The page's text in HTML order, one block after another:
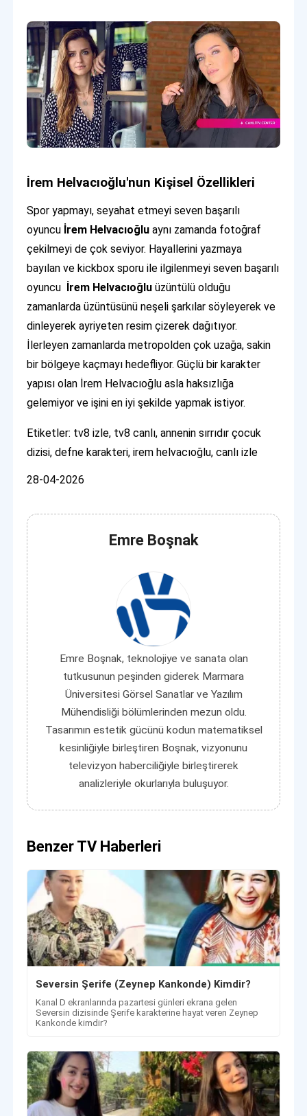
İrem Helvacıoğlu'nun Kişisel Özellikleri
Spor yapmayı, seyahat etmeyi seven başarılı
oyuncu İrem Helvacıoğlu aynı zamanda fotoğraf
çekilmeyi de çok seviyor. Hayallerini yazmaya
bayılan ve kickbox sporu ile ilgilenmeyi seven başarılı
oyuncu İrem Helvacıoğlu üzüntülü olduğu
zamanlarda üzüntüsünü neşeli şarkılar söyleyerek ve
dinleyerek ayriyeten resim çizerek dağıtıyor.
İlerleyen zamanlarda metropolden çok uzağa, sakin
bir bölgeye kaçmayı hedefliyor. Güçlü bir karakter
yapısı olan İrem Helvacıoğlu asla haksızlığa
gelemiyor ve işini en iyi şekilde yapmak istiyor.
Etiketler: tv8 izle, tv8 canlı, annenin sırrıdır çocuk
dizisi, defne karakteri, irem helvacıoğlu, canlı izle
28-04-2026
Emre Boşnak
Emre Boşnak, teknolojiye ve sanata olan
tutkusunun peşinden giderek Marmara
Üniversitesi Görsel Sanatlar ve Yazılım
Mühendisliği bölümlerinden mezun oldu.
Tasarımın estetik gücünü kodun matematiksel
kesinliğiyle birleştiren Boşnak, vizyonunu
televizyon haberciliğiyle birleştirerek
analizleriyle okurlarıyla buluşuyor.
Benzer TV Haberleri
Seversin Şerife (Zeynep Kankonde) Kimdir?
Kanal D ekranlarında pazartesi günleri ekrana gelen
Seversin dizisinde Şerife karakterine hayat veren Zeynep
Kankonde kimdir?